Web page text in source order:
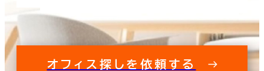
オフィス探しを依頼する